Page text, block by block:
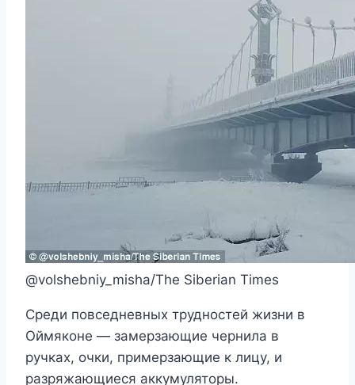
@volshebniy_misha/The Siberian Times
Среди повседневных трудностей жизни в
Оймяконе — замерзающие чернила в
ручках, очки, примерзающие к лицу, и
разряжающиеся аккумуляторы.